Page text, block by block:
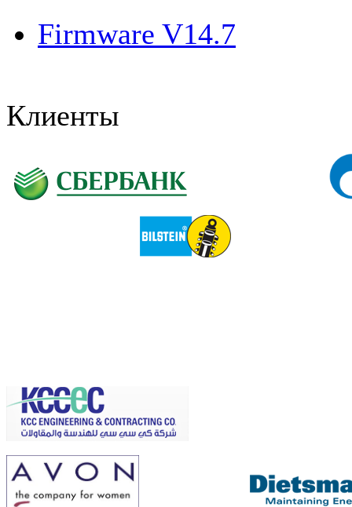
Firmware V14.7
Клиенты